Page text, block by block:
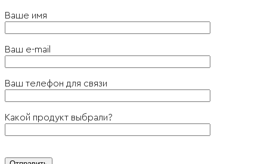
Ваше имя
Ваш e-mail
Ваш телефон для связи
Какой продукт выбрали?